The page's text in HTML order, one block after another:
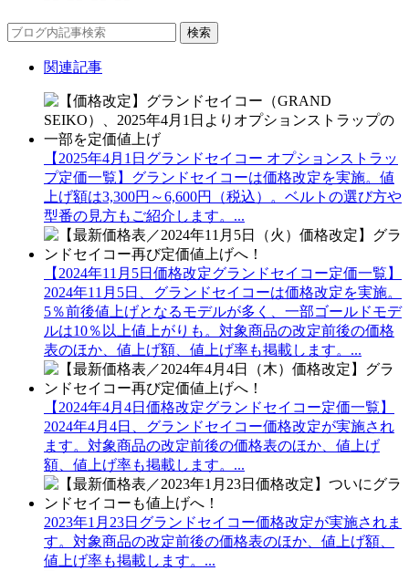
検索
関連記事
【2025年4月1日グランドセイコー オプションストラッ
プ定価一覧】グランドセイコーは価格改定を実施。値
上げ額は3,300円～6,600円（税込）。ベルトの選び方や
型番の見方もご紹介します。...
【2024年11月5日価格改定グランドセイコー定価一覧】
2024年11月5日、グランドセイコーは価格改定を実施。
5％前後値上げとなるモデルが多く、一部ゴールドモデ
ルは10％以上値上がりも。対象商品の改定前後の価格
表のほか、値上げ額、値上げ率も掲載します。...
【2024年4月4日価格改定グランドセイコー定価一覧】
2024年4月4日、グランドセイコー価格改定が実施され
ます。対象商品の改定前後の価格表のほか、値上げ
額、値上げ率も掲載します。...
2023年1月23日グランドセイコー価格改定が実施されま
す。対象商品の改定前後の価格表のほか、値上げ額、
値上げ率も掲載します。...